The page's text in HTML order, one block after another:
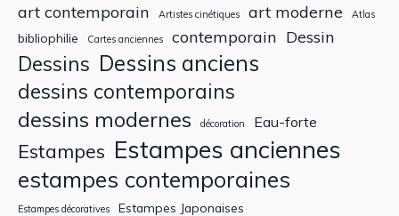
art contemporain Artistes cinétiques art moderne Atlas
bibliophilie Cartes anciennes contemporain Dessin
Dessins Dessins anciens
dessins contemporains
dessins modernes décoration Eau-forte
Estampes Estampes anciennes
estampes contemporaines
Estampes décoratives Estampes Japonaises